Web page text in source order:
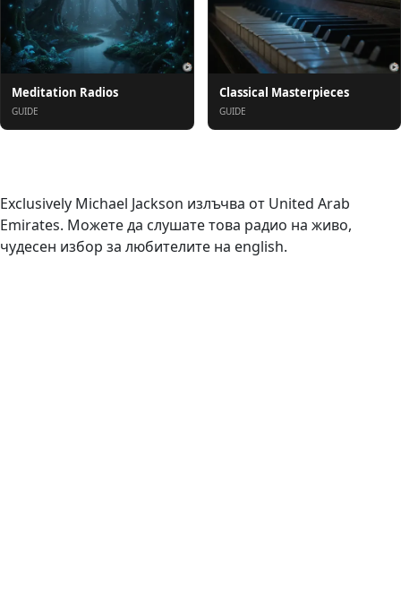
Meditation Radios
GUIDE
Classical Masterpieces
GUIDE
Exclusively Michael Jackson излъчва от United Arab
Emirates. Можете да слушате това радио на живо,
чудесен избор за любителите на english.